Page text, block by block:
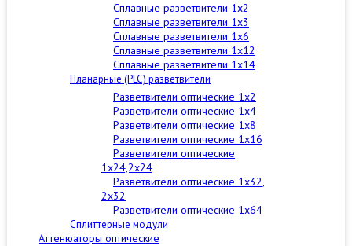
Сплавные разветвители 1x2
Сплавные разветвители 1x3
Сплавные разветвители 1x6
Сплавные разветвители 1x12
Сплавные разветвители 1x14
Планарные (PLC) разветвители
Разветвители оптические 1x2
Разветвители оптические 1x4
Разветвители оптические 1x8
Разветвители оптические 1x16
Разветвители оптические
1x24,2x24
Разветвители оптические 1x32,
2x32
Разветвители оптические 1x64
Сплиттерные модули
Аттенюаторы оптические